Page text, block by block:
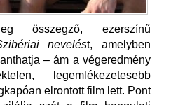
összegző, ezerszínű
nevelést, amelyben
– ám a végeredmény
legemlékezetesebb
elrontott film lett. Pont